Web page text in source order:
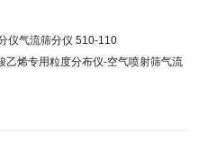
仪气流筛分仪 510-110
乙烯专用粒度分布仪-空气喷射筛气流